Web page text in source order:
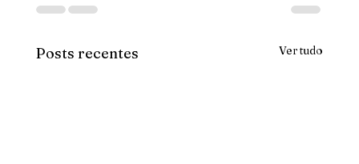
Posts recentes Ver tudo